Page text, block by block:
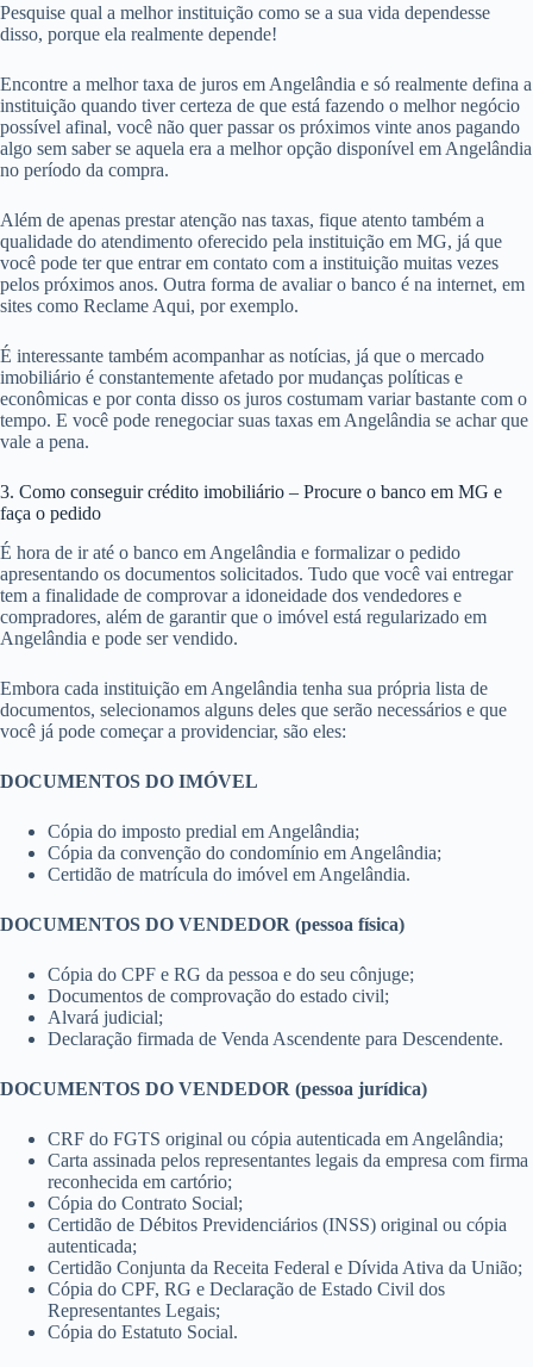
Pesquise qual a melhor instituição como se a sua vida dependesse
disso, porque ela realmente depende!
Encontre a melhor taxa de juros em Angelândia e só realmente defina a
instituição quando tiver certeza de que está fazendo o melhor negócio
possível afinal, você não quer passar os próximos vinte anos pagando
algo sem saber se aquela era a melhor opção disponível em Angelândia
no período da compra.
Além de apenas prestar atenção nas taxas, fique atento também a
qualidade do atendimento oferecido pela instituição em MG, já que
você pode ter que entrar em contato com a instituição muitas vezes
pelos próximos anos. Outra forma de avaliar o banco é na internet, em
sites como Reclame Aqui, por exemplo.
É interessante também acompanhar as notícias, já que o mercado
imobiliário é constantemente afetado por mudanças políticas e
econômicas e por conta disso os juros costumam variar bastante com o
tempo. E você pode renegociar suas taxas em Angelândia se achar que
vale a pena.
3. Como conseguir crédito imobiliário – Procure o banco em MG e
faça o pedido
É hora de ir até o banco em Angelândia e formalizar o pedido
apresentando os documentos solicitados. Tudo que você vai entregar
tem a finalidade de comprovar a idoneidade dos vendedores e
compradores, além de garantir que o imóvel está regularizado em
Angelândia e pode ser vendido.
Embora cada instituição em Angelândia tenha sua própria lista de
documentos, selecionamos alguns deles que serão necessários e que
você já pode começar a providenciar, são eles:
DOCUMENTOS DO IMÓVEL
Cópia do imposto predial em Angelândia;
Cópia da convenção do condomínio em Angelândia;
Certidão de matrícula do imóvel em Angelândia.
DOCUMENTOS DO VENDEDOR (pessoa física)
Cópia do CPF e RG da pessoa e do seu cônjuge;
Documentos de comprovação do estado civil;
Alvará judicial;
Declaração firmada de Venda Ascendente para Descendente.
DOCUMENTOS DO VENDEDOR (pessoa jurídica)
CRF do FGTS original ou cópia autenticada em Angelândia;
Carta assinada pelos representantes legais da empresa com firma
reconhecida em cartório;
Cópia do Contrato Social;
Certidão de Débitos Previdenciários (INSS) original ou cópia
autenticada;
Certidão Conjunta da Receita Federal e Dívida Ativa da União;
Cópia do CPF, RG e Declaração de Estado Civil dos
Representantes Legais;
Cópia do Estatuto Social.